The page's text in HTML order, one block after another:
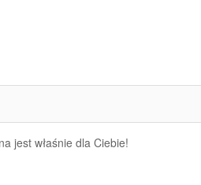
jest właśnie dla Ciebie!